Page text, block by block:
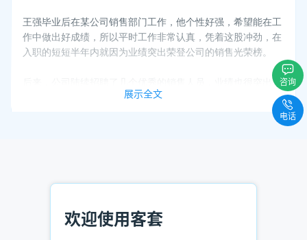
王强毕业后在某公司销售部门工作，他个性好强，希望能在工
作中做出好成绩，所以平时工作非常认真，凭着这股冲劲，在
入职的短短半年内就因为业绩突出荣登公司的销售光荣榜。
后来，公司陆续招聘了几个优秀的销售人员，业绩也很突出。
这让王强有些紧迫感，他心里有些不服这些新同事，想要超过
他们。这样的想法无疑是非常积极的，但是表现在工作中，却
让王强显得有些急躁，每次有顾客光临，他总是第一个冲上去
忍不住一遍又一遍地催促顾客购买，如果顾客拒绝，他就会很
展示全文
欢迎使用客套
咨询
电话